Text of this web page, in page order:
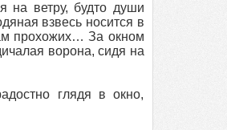
на ветру, будто души
взвесь носится в
прохожих… За окном
ворона, сидя на
глядя в окно,